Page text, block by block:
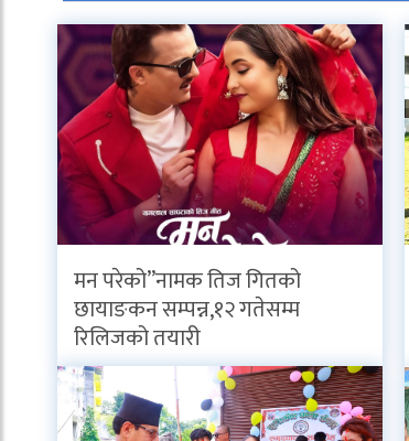
मन परेको”नामक तिज गितको
छायाङकन सम्पन्न,१२ गतेसम्म
रिलिजको तयारी